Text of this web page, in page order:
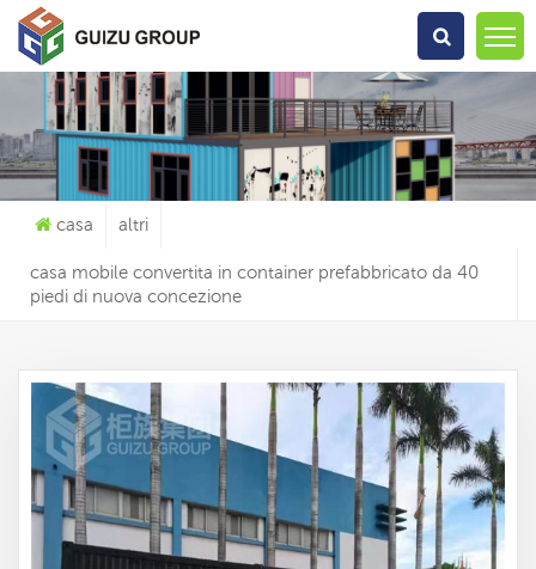
Che Cosa Sta Cercando?
casa altri
casa mobile convertita in container prefabbricato da 40
piedi di nuova concezione